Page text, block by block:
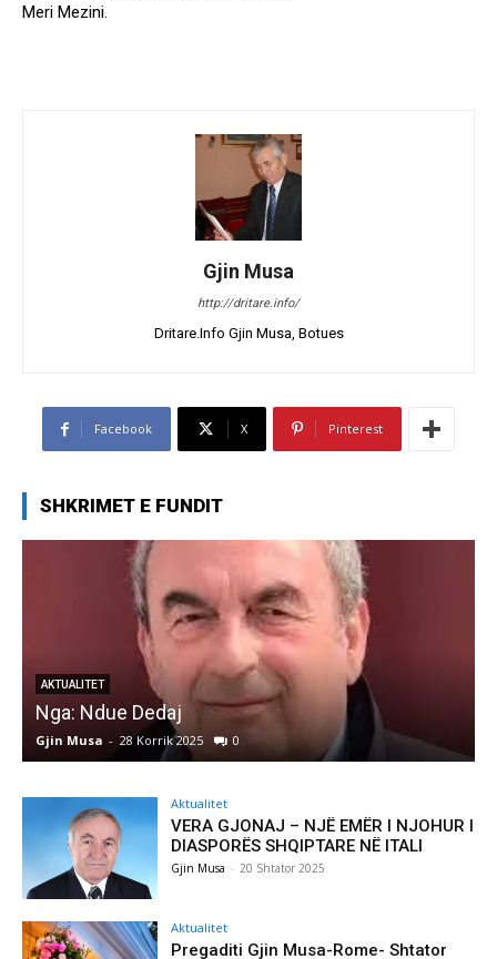
Meri Mezini.
Gjin Musa
http://dritare.info/
Dritare.Info Gjin Musa, Botues
Facebook X Pinterest
SHKRIMET E FUNDIT
AKTUALITET
Nga: Ndue Dedaj
Gjin Musa - 28 Korrik 2025 0
Aktualitet
VERA GJONAJ – NJË EMËR I NJOHUR I
DIASPORËS SHQIPTARE NË ITALI
Gjin Musa - 20 Shtator 2025
Aktualitet
Pregaditi Gjin Musa-Rome- Shtator